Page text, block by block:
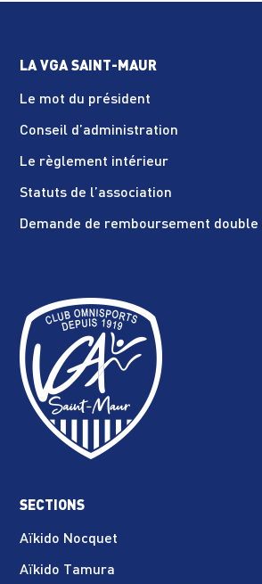
LA VGA SAINT-MAUR
Le mot du président
Conseil d’administration
Le règlement intérieur
Statuts de l’association
Demande de remboursement
SECTIONS
Aïkido Nocquet
Aïkido Tamura